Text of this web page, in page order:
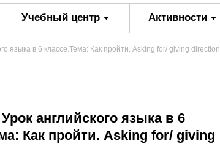
Учебный центр Активности
языка в 6 классе.Тема: Как пройти. Asking for/ giving direction
английского языка в 6
Как пройти. Asking for/ giving